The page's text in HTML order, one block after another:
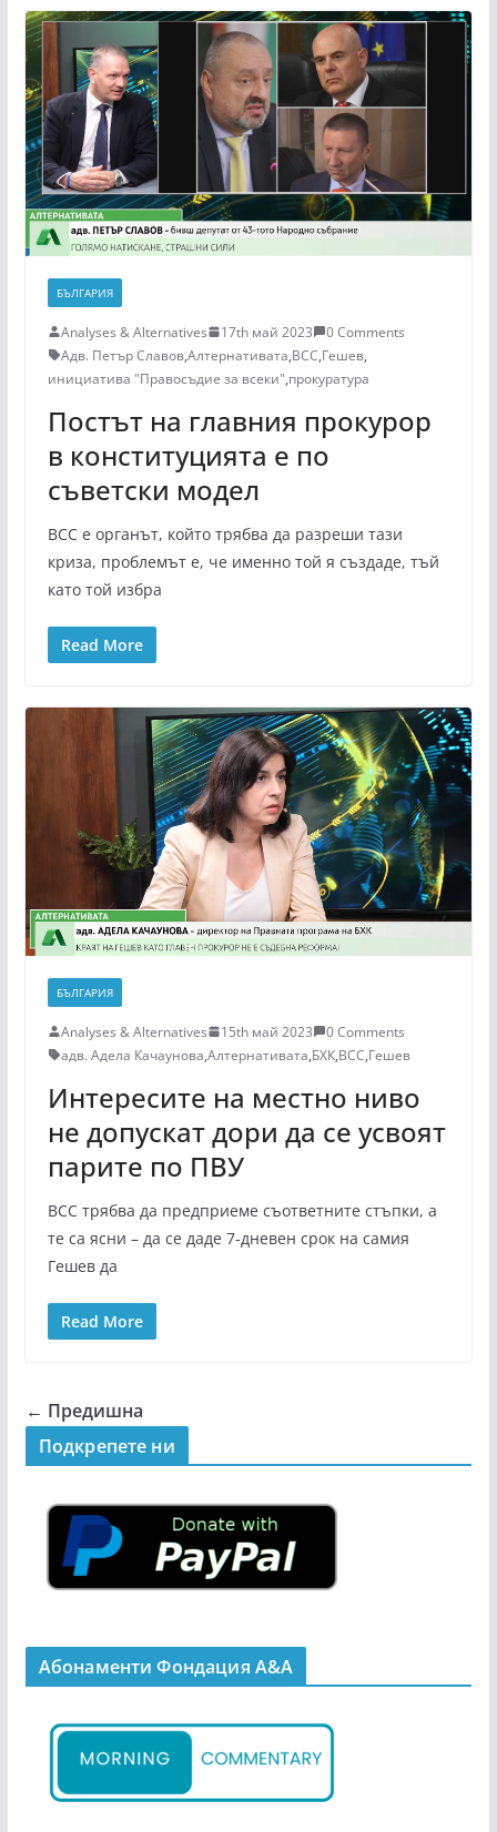
БЪЛГАРИЯ
Analyses & Alternatives 17th май 2023
0 Comments
Адв. Петър Славов,Алтернативата,ВСС,Гешев,
инициатива "Правосъдие за всеки",прокуратура
Постът на главния прокурор
в конституцията е по
съветски модел
ВСС е органът, който трябва да разреши тази
криза, проблемът е, че именно той я създаде, тъй
като той избра
Read More
БЪЛГАРИЯ
Analyses & Alternatives 15th май 2023
0 Comments
адв. Адела Качаунова,Алтернативата,БХК,ВСС,Гешев
Интересите на местно ниво
не допускат дори да се усвоят
парите по ПВУ
ВСС трябва да предприеме съответните стъпки, а
те са ясни – да се даде 7-дневен срок на самия
Гешев да
Read More
← Предишна
Подкрепeте ни
Абонаменти Фондация А&A